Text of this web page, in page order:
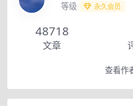
等级 永久会员
48718
文章
查看作